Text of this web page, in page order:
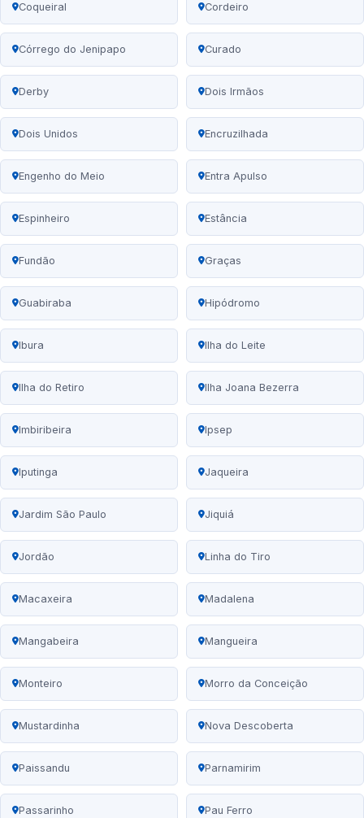
Coqueiral Cordeiro
Córrego do Jenipapo Curado
Derby Dois Irmãos
Dois Unidos Encruzilhada
Engenho do Meio Entra Apulso
Espinheiro Estância
Fundão Graças
Guabiraba Hipódromo
Ibura Ilha do Leite
Ilha do Retiro Ilha Joana Bezerra
Imbiribeira Ipsep
Iputinga Jaqueira
Jardim São Paulo Jiquiá
Jordão Linha do Tiro
Macaxeira Madalena
Mangabeira Mangueira
Monteiro Morro da Conceição
Mustardinha Nova Descoberta
Paissandu Parnamirim
Passarinho Pau Ferro